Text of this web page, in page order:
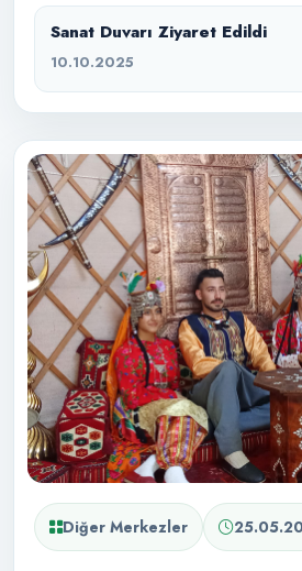
Diğer Merkezler
Sanat Duvarı Ziyaret Edildi
10.10.2025